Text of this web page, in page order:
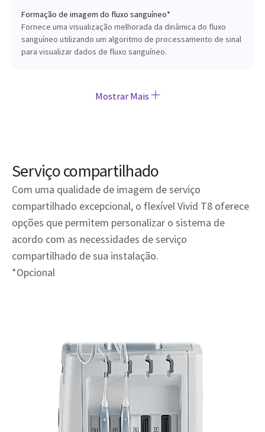
Formação de imagem do fluxo sanguíneo*
Fornece uma visualização melhorada da dinâmica do fluxo
sanguíneo utilizando um algoritmo de processamento de sinal
para visualizar dados de fluxo sanguíneo.
Mostrar Mais
Serviço compartilhado
Com uma qualidade de imagem de serviço
compartilhado excepcional, o flexível Vivid T8 oferece
opções que permitem personalizar o sistema de
acordo com as necessidades de serviço
compartilhado de sua instalação.
*Opcional